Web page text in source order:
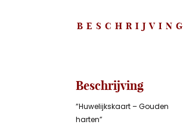
BESCHRIJVING
Beschrijving
“Huwelijkskaart – Gouden
harten”